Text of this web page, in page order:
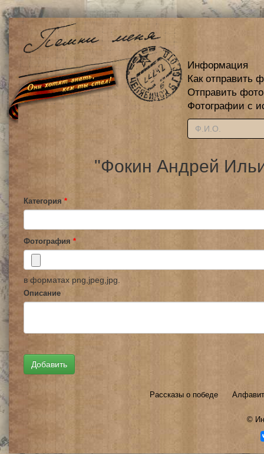
Информация
Как отправить
Отправить
Фотографии с
"Фокин Андрей
Категория *
Фотография *
в форматах png,jpeg,jpg.
Описание
Рассказы о победе
©